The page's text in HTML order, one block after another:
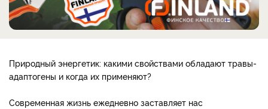
Природный энергетик: какими свойствами обладают травы-
адаптогены и когда их применяют?
Современная жизнь ежедневно заставляет нас